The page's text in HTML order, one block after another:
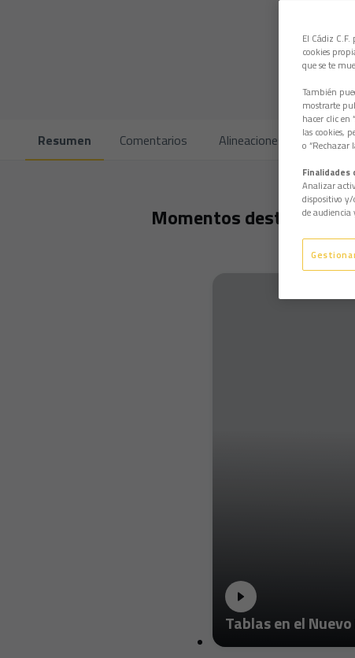
Resumen Comentarios Alineaciones Cara a
Momentos destacados
Tablas en el
El Cádiz
cookies
que se te
También
mostrarte
hacer clic en
las cookies,
o “Rechazar
Finalidades
Analizar
dispositivo
de audiencia